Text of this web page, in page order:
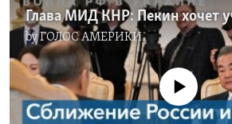
byГОЛОС АМЕРИКИ
No media source